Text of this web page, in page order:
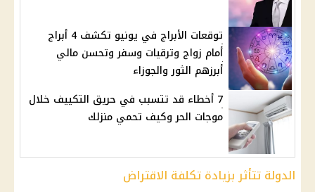
توقعات الأبراج في يونيو تكشف 4 أبراج
أمام زواج وترقيات وسفر وتحسن مالي
أبرزهم الثور والجوزاء
7 أخطاء قد تتسبب في حريق التكييف خلال
موجات الحر وكيف تحمي منزلك
الدولة تتأثر بزيادة تكلفة الاقتراض